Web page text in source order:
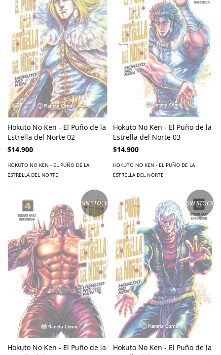
Hokuto No Ken - El Puño de la
Estrella del Norte 02
$14.900
HOKUTO NO KEN - EL PUÑO DE LA
ESTRELLA DEL NORTE
Hokuto No Ken - El Puño de la
Estrella del Norte 03
$14.900
HOKUTO NO KEN - EL PUÑO DE LA
ESTRELLA DEL NORTE
SIN STOCK
Hokuto No Ken - El Puño de la
SIN STOCK
Hokuto No Ken - El Puño de la